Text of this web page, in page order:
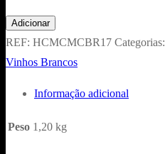
Quantidade
de
Monte
Malvasia
Colares
Adicionar
REF: HCMCMCBR17 Categorias:
Vinhos Brancos
Informação adicional
Peso 1,20 kg